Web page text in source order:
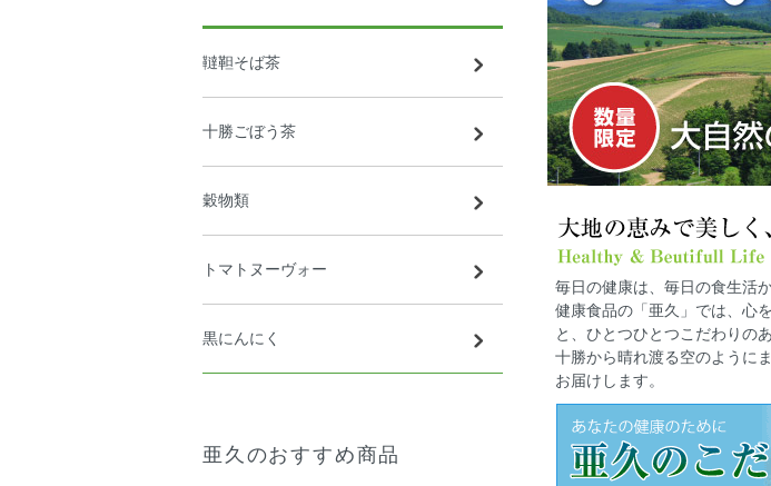
毎日の健康は、毎日の食生活か
健康食品の「亜久」では、心
と、ひとつひとつこだわりの
十勝から晴れ渡る空のように
お届けします。
韃靼そば茶
十勝ごぼう茶
穀物類
トマトヌーヴォー
黒にんにく
亜久のおすすめ商品